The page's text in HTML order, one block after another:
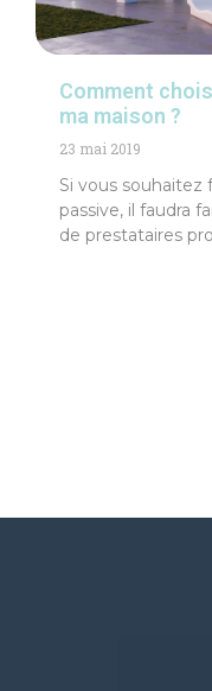
Comment
ma maison ?
23 mai 2019
Si vous souhaitez
passive, il faudra
de prestataires